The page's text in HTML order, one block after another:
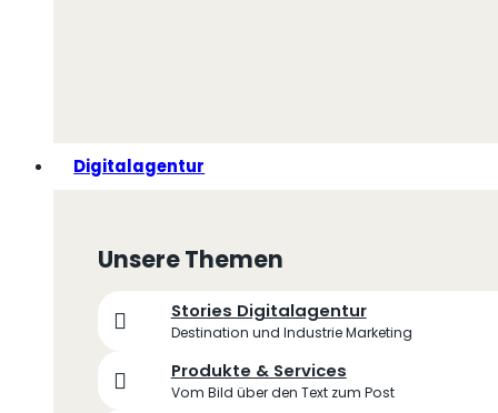
Digitalagentur
Unsere Themen
Stories Digitalagentur
Destination und Industrie Marketing
Produkte & Services
Vom Bild über den Text zum Post